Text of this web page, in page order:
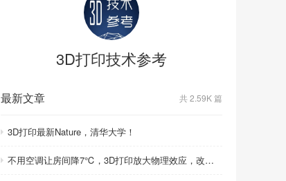
3D打印技术参考
最新文章 共 2.59K 篇
3D打印最新Nature，清华大学！
不用空调让房间降7℃，3D打印放大物理效应，改写制冷模式